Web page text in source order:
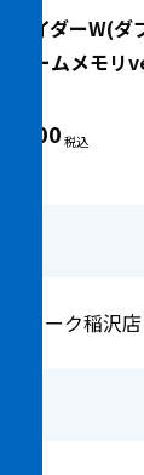
面ライダーW(
トリームメモ
27,500
ウォーク稲沢店